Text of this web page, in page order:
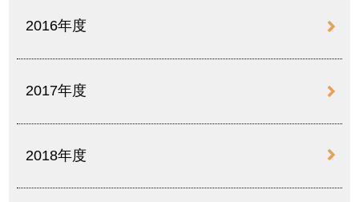
2016年度
2017年度
2018年度